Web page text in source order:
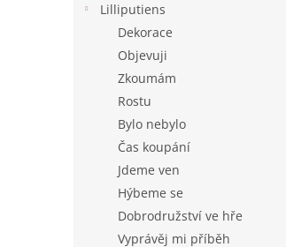
Lilliputiens
Dekorace
Objevuji
Zkoumám
Rostu
Bylo nebylo
Čas koupání
Jdeme ven
Hýbeme se
Dobrodružství ve hře
Vyprávěj mi příběh